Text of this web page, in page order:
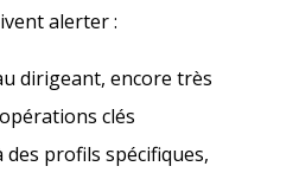
alerter :
dirigeant, encore très
clés
des profils spécifiques,